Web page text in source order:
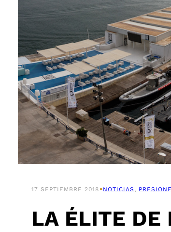
17 SEPTIEMBRE 2018•NOTICIAS ,
LA ÉLITE DE